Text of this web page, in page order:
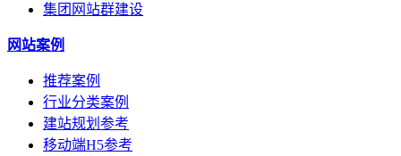
集团网站群建设
网站案例
推荐案例
行业分类案例
建站规划参考
移动端H5参考